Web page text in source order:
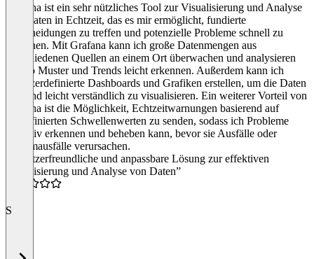
Grafana ist ein sehr nützliches Tool zur Visualisierung und Analyse
von Daten in Echtzeit, das es mir ermöglicht, fundierte
Entscheidungen zu treffen und potenzielle Probleme schnell zu
erkennen. Mit Grafana kann ich große Datenmengen aus
verschiedenen Quellen an einem Ort überwachen und analysieren
und so Muster und Trends leicht erkennen. Außerdem kann ich
benutzerdefinierte Dashboards und Grafiken erstellen, um die Daten
klar und leicht verständlich zu visualisieren. Ein weiterer Vorteil von
Grafana ist die Möglichkeit, Echtzeitwarnungen basierend auf
vordefinierten Schwellenwerten zu senden, sodass ich Probleme
proaktiv erkennen und beheben kann, bevor sie Ausfälle oder
Systemausfälle verursachen.
“benutzerfreundliche und anpassbare Lösung zur effektiven
Visualisierung und Analyse von Daten”
S